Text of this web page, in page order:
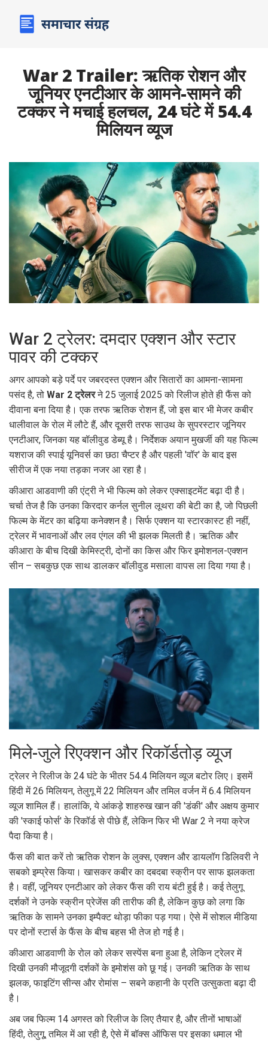
War 2 Trailer: ऋतिक रोशन और
जूनियर एनटीआर के आमने-सामने की
टक्कर ने मचाई हलचल, 24 घंटे में 54.4
मिलियन व्यूज
War 2 ट्रेलर: दमदार एक्शन और स्टार
पावर की टक्कर
अगर आपको बड़े पर्दे पर जबरदस्त एक्शन और सितारों का आमना-सामना
पसंद है, तो War 2 ट्रेलरने 25 जुलाई 2025 को रिलीज होते ही फैंस को
दीवाना बना दिया है। एक तरफ ऋतिक रोशन हैं, जो इस बार भी मेजर कबीर
धालीवाल के रोल में लौटे हैं, और दूसरी तरफ साउथ के सुपरस्टार जूनियर
एनटीआर, जिनका यह बॉलीवुड डेब्यू है। निर्देशक अयान मुखर्जी की यह फिल्म
यशराज की स्पाई यूनिवर्स का छठा चैप्टर है और पहली 'वॉर' के बाद इस
सीरीज में एक नया तड़का नजर आ रहा है।
कीआरा आडवाणी की एंट्री ने भी फिल्म को लेकर एक्साइटमेंट बढ़ा दी है।
चर्चा तेज है कि उनका किरदार कर्नल सुनील लूथरा की बेटी का है, जो पिछली
फिल्म के मेंटर का बढ़िया कनेक्शन है। सिर्फ एक्शन या स्टारकास्ट ही नहीं,
ट्रेलर में भावनाओं और लव एंगल की भी झलक मिलती है। ऋतिक और
कीआरा के बीच दिखी केमिस्ट्री, दोनों का किस और फिर इमोशनल-एक्शन
सीन – सबकुछ एक साथ डालकर बॉलीवुड मसाला वापस ला दिया गया है।
मिले-जुले रिएक्शन और रिकॉर्डतोड़ व्यूज
ट्रेलर ने रिलीज के 24 घंटे के भीतर 54.4 मिलियन व्यूज बटोर लिए। इसमें
हिंदी में 26 मिलियन, तेलुगू में 22 मिलियन और तमिल वर्जन में 6.4 मिलियन
व्यूज शामिल हैं। हालांकि, ये आंकड़े शाहरुख खान की 'डंकी' और अक्षय कुमार
की 'स्काई फोर्स' के रिकॉर्ड से पीछे हैं, लेकिन फिर भी War 2 ने नया क्रेज
पैदा किया है।
फैंस की बात करें तो ऋतिक रोशन के लुक्स, एक्शन और डायलॉग डिलिवरी ने
सबको इम्प्रेस किया। खासकर कबीर का दबदबा स्क्रीन पर साफ झलकता
है। वहीं, जूनियर एनटीआर को लेकर फैंस की राय बंटी हुई है। कई तेलुगू
दर्शकों ने उनके स्क्रीन प्रेजेंस की तारीफ की है, लेकिन कुछ को लगा कि
ऋतिक के सामने उनका इम्पैक्ट थोड़ा फीका पड़ गया। ऐसे में सोशल मीडिया
पर दोनों स्टार्स के फैंस के बीच बहस भी तेज हो गई है।
कीआरा आडवाणी के रोल को लेकर सस्पेंस बना हुआ है, लेकिन ट्रेलर में
दिखी उनकी मौजूदगी दर्शकों के इमोशंस को छू गई। उनकी ऋतिक के साथ
झलक, फाइटिंग सीन्स और रोमांस – सबने कहानी के प्रति उत्सुकता बढ़ा दी
है।
अब जब फिल्म 14 अगस्त को रिलीज के लिए तैयार है, और तीनों भाषाओं
हिंदी, तेलुगू, तमिल में आ रही है, ऐसे में बॉक्स ऑफिस पर इसका धमाल भी